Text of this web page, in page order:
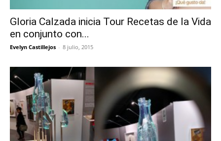
Gloria Calzada inicia Tour Recetas de la Vida
en conjunto con...
Evelyn Castillejos - 8 julio, 2015